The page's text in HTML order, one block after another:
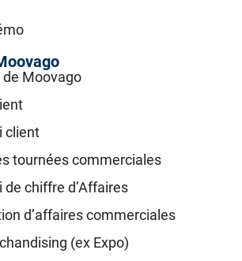
Moovago
client
tournées commerciales
de chiffre d’Affaires
d’affaires commerciales
(ex Expo)